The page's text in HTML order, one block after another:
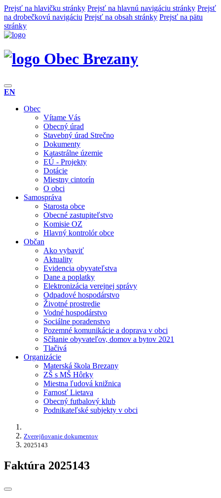
Prejsť na hlavičku stránky Prejsť na hlavnú navigáciu stránky Prejsť
na drobečkovú navigáciu Prejsť na obsah stránky Prejsť na pätu
stránky
Obec Brezany
EN
Obec
Vítame Vás
Obecný úrad
Stavebný úrad Strečno
Dokumenty
Katastrálne územie
EÚ - Projekty
Dotácie
Miestny cintorín
O obci
Samospráva
Starosta obce
Obecné zastupiteľstvo
Komisie OZ
Hlavný kontrolór obce
Občan
Ako vybaviť
Aktuality
Evidencia obyvateľstva
Dane a poplatky
Elektronizácia verejnej správy
Odpadové hospodárstvo
Životné prostredie
Vodné hospodárstvo
Sociálne poradenstvo
Pozemné komunikácie a doprava v obci
Sčítanie obyvateľov, domov a bytov 2021
Tlačivá
Organizácie
Materská škola Brezany
ZŠ s MŠ Hôrky
Miestna ľudová knižnica
Farnosť Lietava
Obecný futbalový klub
Podnikateľské subjekty v obci
Zverejňovanie dokumentov
2025143
Faktúra 2025143